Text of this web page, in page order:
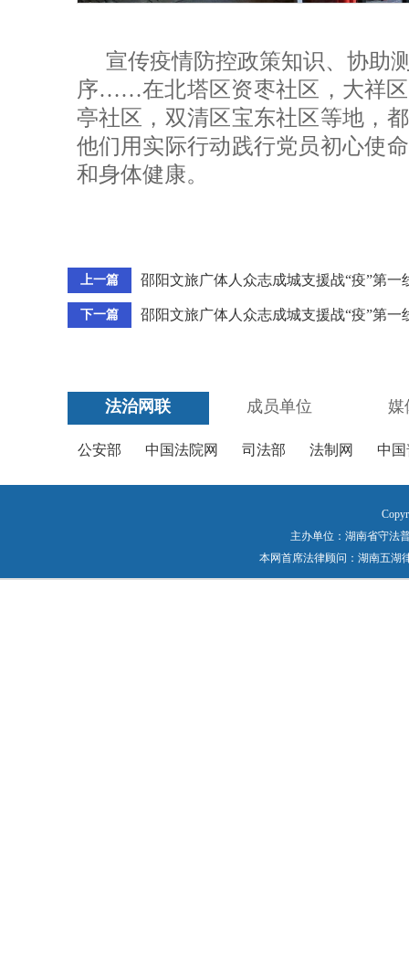
宣传疫情防控政策知识、协助
序……在北塔区资枣社区，大祥
亭社区，双清区宝东社区等地，
他们用实际行动践行党员初心使
和身体健康。
上一篇 邵阳文旅广体人众志成城支援战“疫”第一
下一篇 邵阳文旅广体人众志成城支援战“疫”第一
法治网联 成员单位 媒
公安部 中国法院网 司法部 法制网 中
主办单位：湖南省守法
本网首席法律顾问：湖南五湖